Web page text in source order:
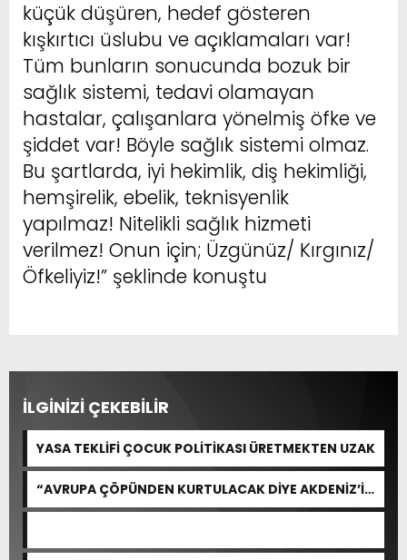
küçük düşüren, hedef gösteren
kışkırtıcı üslubu ve açıklamaları var!
Tüm bunların sonucunda bozuk bir
sağlık sistemi, tedavi olamayan
hastalar, çalışanlara yönelmiş öfke ve
şiddet var! Böyle sağlık sistemi olmaz.
Bu şartlarda, iyi hekimlik, diş hekimliği,
hemşirelik, ebelik, teknisyenlik
yapılmaz! Nitelikli sağlık hizmeti
verilmez! Onun için; Üzgünüz/ Kırgınız/
Öfkeliyiz!” şeklinde konuştu
İLGİNİZİ ÇEKEBİLİR
YASA TEKLİFİ ÇOCUK POLİTİKASI ÜRETMEKTEN UZAK
“AVRUPA ÇÖPÜNDEN KURTULACAK DİYE AKDENİZ’İ
FEDA EDEMEZSİNİZ!”